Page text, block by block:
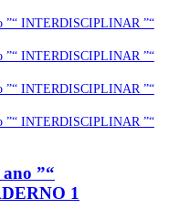
”“ INTERDISCIPLINAR ”“
”“ INTERDISCIPLINAR ”“
”“ INTERDISCIPLINAR ”“
”“ INTERDISCIPLINAR ”“
”“
1